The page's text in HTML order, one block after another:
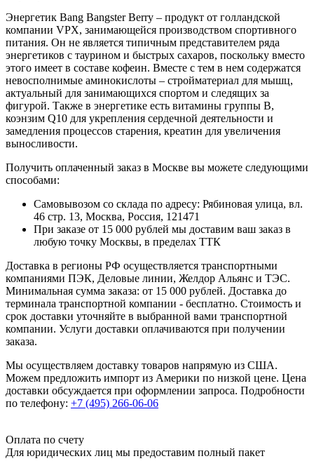
Энергетик Bang Bangster Berry – продукт от голландской
компании VPX, занимающейся производством спортивного
питания. Он не является типичным представителем ряда
энергетиков с таурином и быстрых сахаров, поскольку вместо
этого имеет в составе кофеин. Вместе с тем в нем содержатся
невосполнимые аминокислоты – стройматериал для мышц,
актуальный для занимающихся спортом и следящих за
фигурой. Также в энергетике есть витамины группы B,
коэнзим Q10 для укрепления сердечной деятельности и
замедления процессов старения, креатин для увеличения
выносливости.
Получить оплаченный заказ в Москве вы можете следующими
способами:
Самовывозом со склада по адресу: Рябиновая улица, вл.
46 стр. 13, Москва, Россия, 121471
При заказе от 15 000 рублей мы доставим ваш заказ в
любую точку Москвы, в пределах ТТК
Доставка в регионы РФ осуществляется транспортными
компаниями ПЭК, Деловые линии, Желдор Альянс и ТЭС.
Минимальная сумма заказа: от 15 000 рублей. Доставка до
терминала транспортной компании - бесплатно. Стоимость и
срок доставки уточняйте в выбранной вами транспортной
компании. Услуги доставки оплачиваются при получении
заказа.
Мы осуществляем доставку товаров напрямую из США.
Можем предложить импорт из Америки по низкой цене. Цена
доставки обсуждается при оформлении запроса. Подробности
по телефону: +7 (495) 266-06-06
Оплата по счету
Для юридических лиц мы предоставим полный пакет